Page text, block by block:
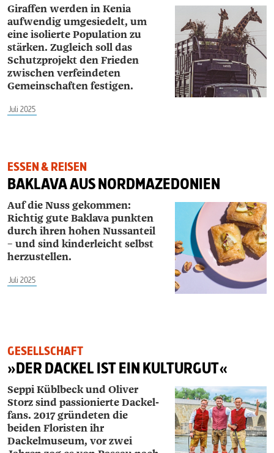
Giraffen werden in Kenia
aufwendig umgesiedelt, um
eine isolierte Population zu
stärken. Zugleich soll das
Schutzprojekt den Frieden
zwischen verfeindeten
Gemeinschaften festigen.
Juli 2025
ESSEN & REISEN
BAKLAVA AUS NORDMAZEDONIEN
Auf die Nuss gekommen:
Richtig gute Baklava punkten
durch ihren hohen Nussanteil
– und sind kinderleicht selbst
herzustellen.
Juli 2025
GESELLSCHAFT
»DER DACKEL IST EIN KULTURGUT«
Seppi Küblbeck und Oliver
Storz sind passionierte Dackel­
fans. 2017 gründeten die
beiden Floristen ihr
Dackelmuseum, vor zwei